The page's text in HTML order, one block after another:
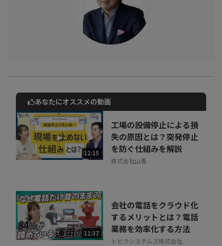
動画でご紹介しているサービスについて
お気軽にご相談・ご質問いただけます！
30秒でお申し込み可能
相談を希望する 無料
あなたにオススメの動画
12:15
工場の設備停止による損
失の原因とは？突発停止
を防ぐ仕組みを解説
株式会社山善
11:37
会社の電話をクラウド化
するメリットとは？電話
業務を効率化する方法
トビラシステムズ株式会社